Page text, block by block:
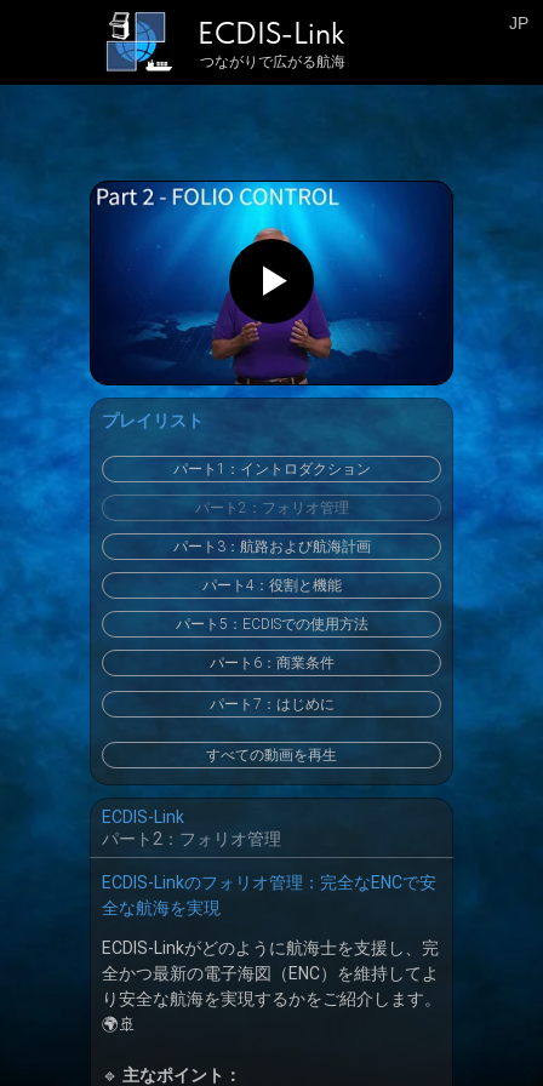
JP
つながりで広がる航海
ECDIS-Link
パート2：フォリオ管理
パート1：イントロダクション
ECDIS-Link
パート2：フォリオ管理
パート3：航路および航海計画
パート4：役割と機能
パート5：ECDISでの使用方法
パート6：商業条件
パート7：はじめに
すべての動画を再生
ECDIS-Linkがどのように航海士を支援し、完
全かつ最新の電子海図（ENC）を維持してよ
り安全な航海を実現するかをご紹介します。
🌍🚢
🔹 主なポイント：
ECDIS-Linkのフォリオ管理：完全なENCで安
全な航海を実現
プレイリスト